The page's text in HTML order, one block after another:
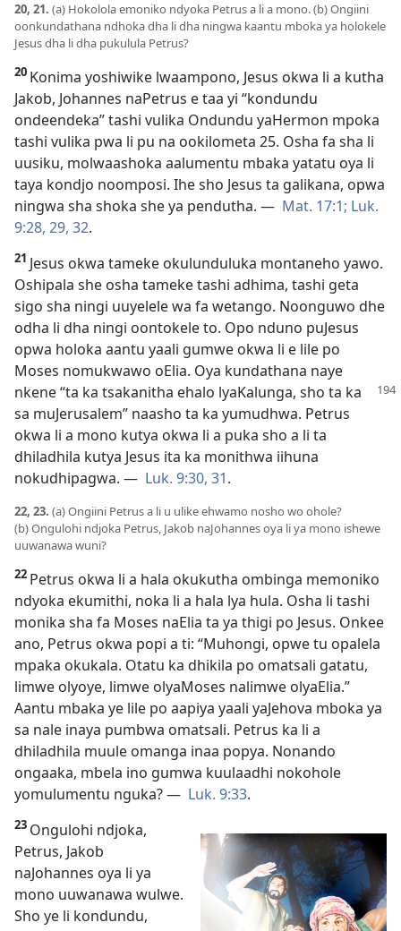
20, 21. (a) Hokolola emoniko ndyoka Petrus a li a mono. (b) Ongiini
oonkundathana ndhoka dha li dha ningwa kaantu mboka ya holokele
Jesus dha li dha pukulula Petrus?
20 Konima yoshiwike lwaampono, Jesus okwa li a kutha
Jakob, Johannes naPetrus e taa yi “kondundu
ondeendeka” tashi vulika Ondundu yaHermon mpoka
tashi vulika pwa li pu na ookilometa 25. Osha fa sha li
uusiku, molwaashoka aalumentu mbaka yatatu oya li
taya kondjo noomposi. Ihe sho Jesus ta galikana, opwa
ningwa sha shoka she ya pendutha. — Mat. 17:1; Luk.
9:28, 29, 32.
21 Jesus okwa tameke okulunduluka montaneho yawo.
Oshipala she osha tameke tashi adhima, tashi geta
sigo sha ningi uuyelele wa fa wetango. Noonguwo dhe
odha li dha ningi oontokele to. Opo nduno puJesus
opwa holoka aantu yaali gumwe okwa li e lile po
Moses nomukwawo oElia. Oya kundathana naye
nkene “ta ka tsakanitha ehalo lyaKalunga, sho ta ka
sa muJerusalem” naasho ta ka yumudhwa. Petrus
okwa li a mono kutya okwa li a puka sho a li ta
dhiladhila kutya Jesus ita ka monithwa iihuna
nokudhipagwa. — Luk. 9:30, 31.
22, 23. (a) Ongiini Petrus a li u ulike ehwamo nosho wo ohole?
(b) Ongulohi ndjoka Petrus, Jakob naJohannes oya li ya mono ishewe
uuwanawa wuni?
22 Petrus okwa li a hala okukutha ombinga memoniko
ndyoka ekumithi, noka li a hala lya hula. Osha li tashi
monika sha fa Moses naElia ta ya thigi po Jesus. Onkee
ano, Petrus okwa popi a ti: “Muhongi, opwe tu opalela
mpaka okukala. Otatu ka dhikila po omatsali gatatu,
limwe olyoye, limwe olyaMoses nalimwe olyaElia.”
Aantu mbaka ye lile po aapiya yaali yaJehova mboka ya
sa nale inaya pumbwa omatsali. Petrus ka li a
dhiladhila muule omanga inaa popya. Nonando
ongaaka, mbela ino gumwa kuulaadhi nokohole
yomulumentu nguka? — Luk. 9:33.
23 Ongulohi ndjoka,
Petrus, Jakob
naJohannes oya li ya
mono uuwanawa wulwe.
Sho ye li kondundu,